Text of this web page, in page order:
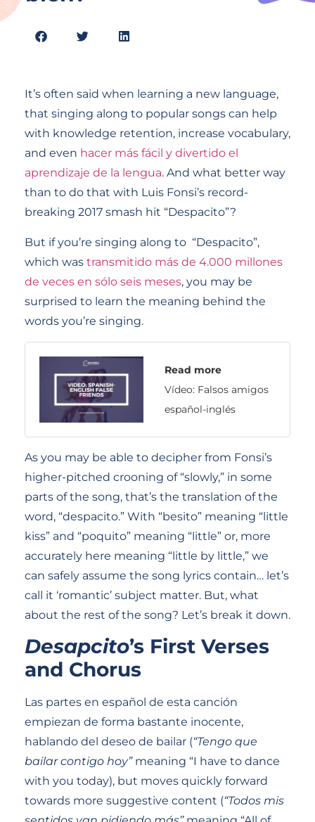
It’s often said when learning a new language,
that singing along to popular songs can help
with knowledge retention, increase vocabulary,
and even hacer más fácil y divertido el
aprendizaje de la lengua. And what better way
than to do that with Luis Fonsi’s record-
breaking 2017 smash hit “Despacito”?
But if you’re singing along to “Despacito”,
which was transmitido más de 4.000 millones
de veces en sólo seis meses, you may be
surprised to learn the meaning behind the
words you’re singing.
Read more
Vídeo: Falsos amigos
español-inglés
As you may be able to decipher from Fonsi’s
higher-pitched crooning of “slowly,” in some
parts of the song, that’s the translation of the
word, “despacito.” With “besito” meaning “little
kiss” and “poquito” meaning “little” or, more
accurately here meaning “little by little,” we
can safely assume the song lyrics contain… let’s
call it ‘romantic’ subject matter. But, what
about the rest of the song? Let’s break it down.
Desapcito’s First Verses
and Chorus
Las partes en español de esta canción
empiezan de forma bastante inocente,
hablando del deseo de bailar (“Tengo que
bailar contigo hoy” meaning “I have to dance
with you today), but moves quickly forward
towards more suggestive content (“Todos mis